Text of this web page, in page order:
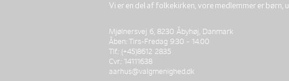
Vi er en del af folkekirken, vore medlemmer er børn,
Mjølnersvej 6, 8230 Åbyhøj, Danmark
Åben: Tirs-Fredag 9:30 - 14.00
Tlf.: (+45)8612 2835
Cvr.: 14111638
aarhus@valgmenighed.dk